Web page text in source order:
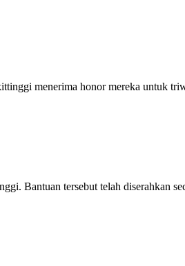
menerima honor mereka untuk
Bantuan tersebut telah diserahkan